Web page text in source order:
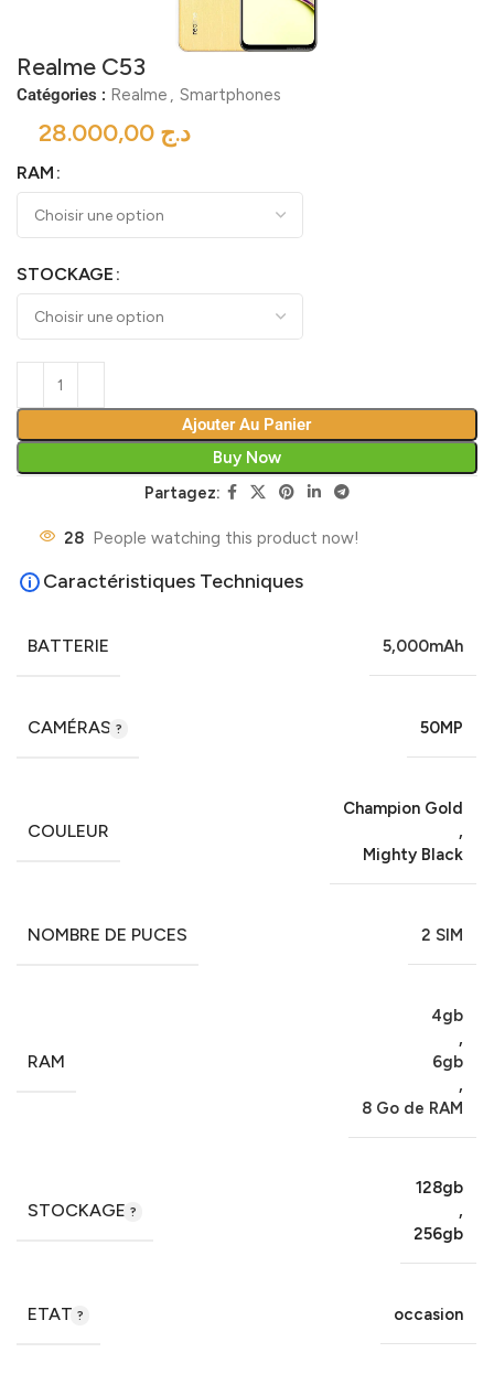
Realme C53
Catégories : Realme , Smartphones
د.ج
RAM
STOCKAGE
Ajouter Au Panier
Buy Now
Partagez:
28 People watching this product now!
Caractéristiques Techniques
BATTERIE 5,000mAh
CAMÉRAS 50MP
COULEUR
Champion Gold
,
Mighty Black
NOMBRE DE PUCES 2 SIM
RAM
4gb
,
6gb
,
8 Go de RAM
STOCKAGE
128gb
,
256gb
ETAT occasion